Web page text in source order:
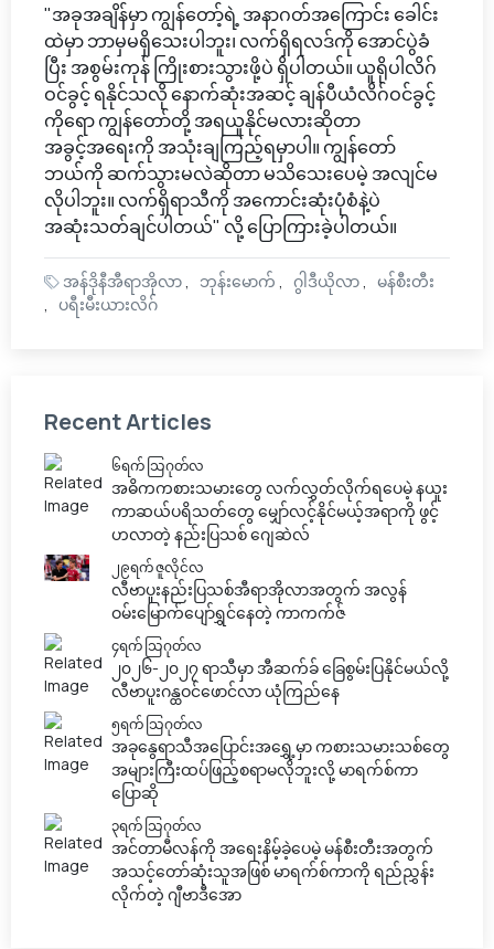
"အခုအချိန်မှာ ကျွန်တော့်ရဲ့ အနာဂတ်အကြောင်း ခေါင်း
ထဲမှာ ဘာမှမရှိသေးပါဘူး၊ လက်ရှိရလဒ်ကို အောင်ပွဲခံ
ပြီး အစွမ်းကုန် ကြိုးစားသွားဖို့ပဲ ရှိပါတယ်။ ယူရိုပါလိဂ်
ဝင်ခွင့် ရနိုင်သလို နောက်ဆုံးအဆင့် ချန်ပီယံလိဂ်ဝင်ခွင့်
ကိုရော ကျွန်တော်တို့ အရယူနိုင်မလားဆိုတာ
အခွင့်အရေးကို အသုံးချကြည့်ရမှာပါ။ ကျွန်တော်
ဘယ်ကို ဆက်သွားမလဲဆိုတာ မသိသေးပေမဲ့ အလျင်မ
လိုပါဘူး။ လက်ရှိရာသီကို အကောင်းဆုံးပုံစံနဲ့ပဲ
အဆုံးသတ်ချင်ပါတယ်" လို့ ပြောကြားခဲ့ပါတယ်။
အန်ဒိုနီအီရာအိုလာ ဘုန်းမောက် ဂွါဒီယိုလာ
မန်စီးတီး
ပရီးမီးယားလိဂ်
Recent Articles
၆ရက် သြဂုတ်လ
အဓိကကစားသမားတွေ လက်လွှတ်လိုက်ရပေမဲ့ နယူး
ကာဆယ်ပရိသတ်တွေ မျှော်လင့်နိုင်မယ့်အရာကို ဖွင့်
ဟလာတဲ့ နည်းပြသစ် ဂျေဆဲလ်
၂၉ရက် ဇူလိုင်လ
လီဗာပူးနည်းပြသစ်အီရာအိုလာအတွက် အလွန်
ဝမ်းမြောက်ပျော်ရွှင်နေတဲ့ ကာကက်ဇ်
၄ရက် သြဂုတ်လ
၂၀၂၆-၂၀၂၇ ရာသီမှာ အီဆက်ခ် ခြေစွမ်းပြနိုင်မယ်လို့
လီဗာပူးဂန္ထဝင်ဖောင်လာ ယုံကြည်နေ
၅ရက် သြဂုတ်လ
အခုနွေရာသီအပြောင်းအရွှေ့မှာ ကစားသမားသစ်တွေ
အများကြီးထပ်ဖြည့်စရာမလိုဘူးလို့ မာရက်စ်ကာ
ပြောဆို
၃ရက် သြဂုတ်လ
အင်တာမီလန်ကို အရေးနိမ့်ခဲ့ပေမဲ့ မန်စီးတီးအတွက်
အသင့်တော်ဆုံးသူအဖြစ် မာရက်စ်ကာကို ရည်ညွှန်း
လိုက်တဲ့ ဂျီဗာဒီအော